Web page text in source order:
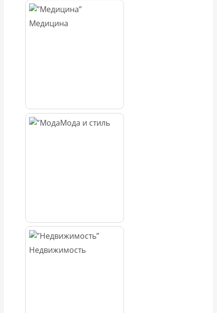
Медицина
Мода и стиль
Недвижимость